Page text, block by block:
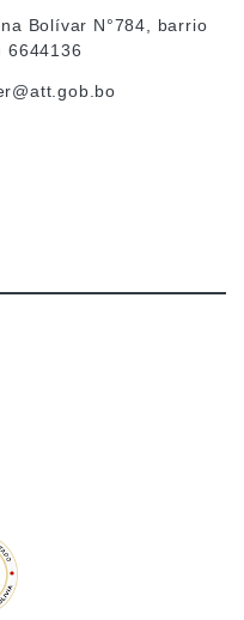
Bolívar N°784, barrio
6644136